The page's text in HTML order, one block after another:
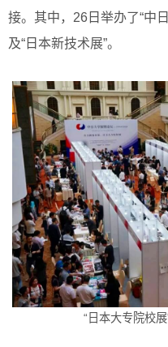
接。其中，26日举办了“中
及“日本新技术展”。
“日本大专院校